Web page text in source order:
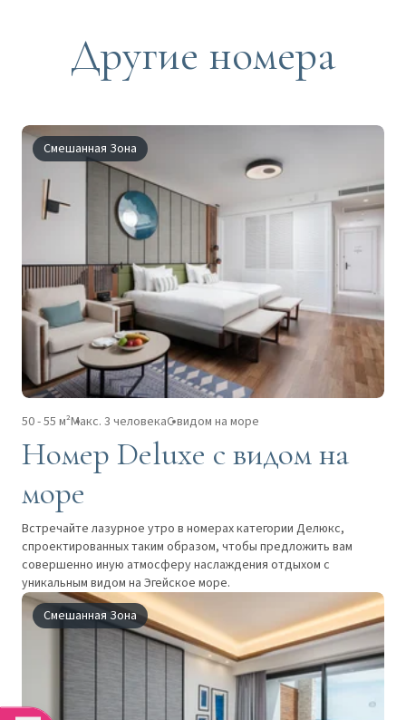
Другие номера
Смешанная Зона
50 - 55 м²Макс. 3 человекаС видом на море
Номер Deluxe с видом на
море
Встречайте лазурное утро в номерах категории Делюкс,
спроектированных таким образом, чтобы предложить вам
совершенно иную атмосферу наслаждения отдыхом с
уникальным видом на Эгейское море.
Смешанная Зона